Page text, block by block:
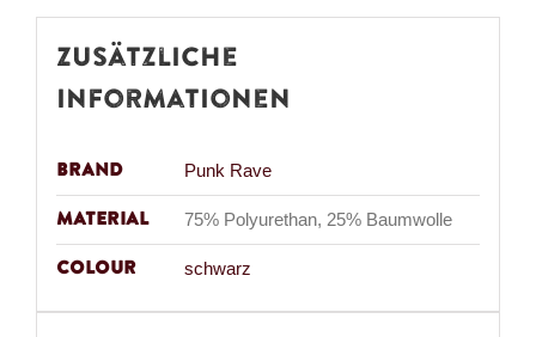
Zusätzliche
Informationen
Brand Punk Rave
Material 75% Polyurethan, 25% Baumwolle
Colour schwarz